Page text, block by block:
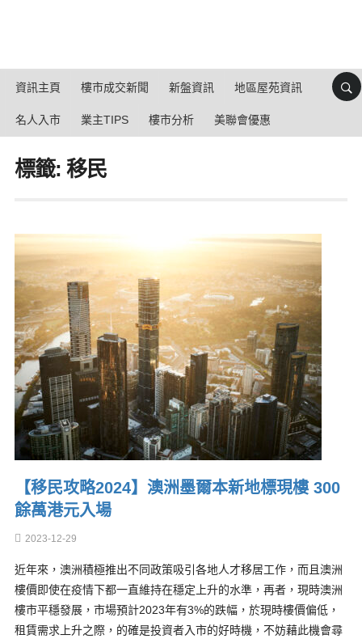
資訊主頁 樓市成交新聞 新盤資訊 地區屋苑資訊
名人入市 業主TIPS 樓市分析 美聯會優惠
標籤: 移民
【移民攻略2024】澳洲墨爾本新地標現樓 300
餘萬港元入場
2023-12-29
近年來，澳洲積極推出不同政策吸引各地人才移居工作，而且澳洲
樓價即使在疫情下都一直維持在穩定上升的水準，再者，現時澳洲
樓市平穩發展，市場預計2023年有3%的跌幅，於現時樓價偏低，
租賃需求上升之際，的確是投資者入市的好時機，不妨藉此機會尋